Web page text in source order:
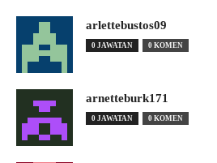
arlettebustos09
0 JAWATAN 0 KOMEN
arnetteburk171
0 JAWATAN 0 KOMEN